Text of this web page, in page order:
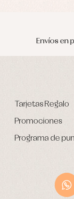
Envíos en
Tarjetas Regalo
Promociones
Programa de